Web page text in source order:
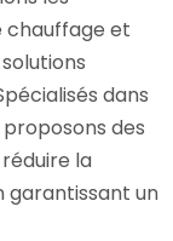
chauffage et
dans
des
la
garantissant un